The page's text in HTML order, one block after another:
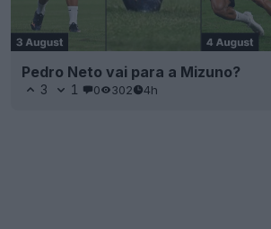
Pedro Neto vai para a Mizuno?
3 1 0 302 4h